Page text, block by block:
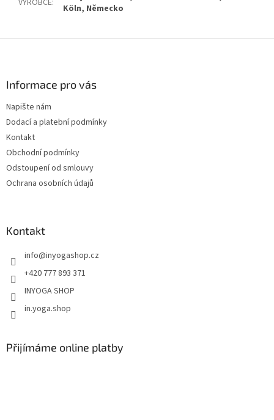
Köln, Německo
Informace pro vás
Napište nám
Dodací a platební podmínky
Kontakt
Obchodní podmínky
Odstoupení od smlouvy
Ochrana osobních údajů
Kontakt
info@inyogashop.cz
+420 777 893 371
INYOGA SHOP
in.yoga.shop
Přijímáme online platby